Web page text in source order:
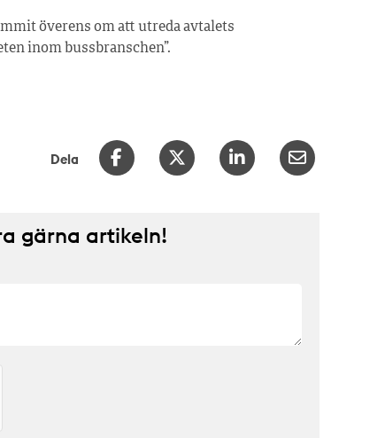
överens om att utreda avtalets
inom bussbranschen”.
Dela
gärna artikeln!